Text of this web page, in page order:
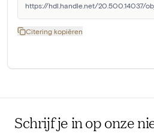
https://hdl.handle.net/20.500.14037/
Citering kopiëren
Schrijf je in op onze